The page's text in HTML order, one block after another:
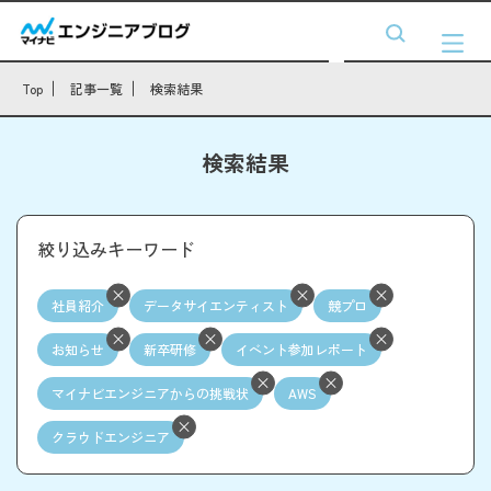
Top 記事一覧 検索結果
検索結果
絞り込みキーワード
社員紹介 データサイエンティスト 競プロ
お知らせ 新卒研修 イベント参加レポート
マイナビエンジニアからの挑戦状 AWS
クラウドエンジニア